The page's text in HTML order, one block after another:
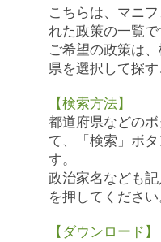
こちらは、マニ
れた政策の一覧で
ご希望の政策は
県を選択して探す
【検索方法】
都道府県などの
て、「検索」ボ
す。
政治家名なども
を押してください
【ダウンロード】